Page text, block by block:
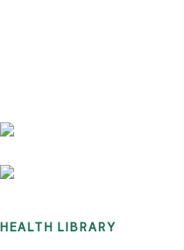
HEALTH LIBRARY